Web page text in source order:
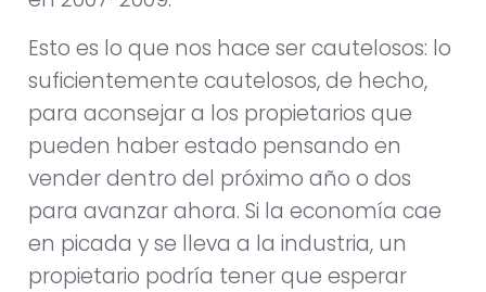
Esto es lo que nos hace ser cautelosos: lo
suficientemente cautelosos, de hecho,
para aconsejar a los propietarios que
pueden haber estado pensando en
vender dentro del próximo año o dos
para avanzar ahora. Si la economía cae
en picada y se lleva a la industria, un
propietario podría tener que esperar